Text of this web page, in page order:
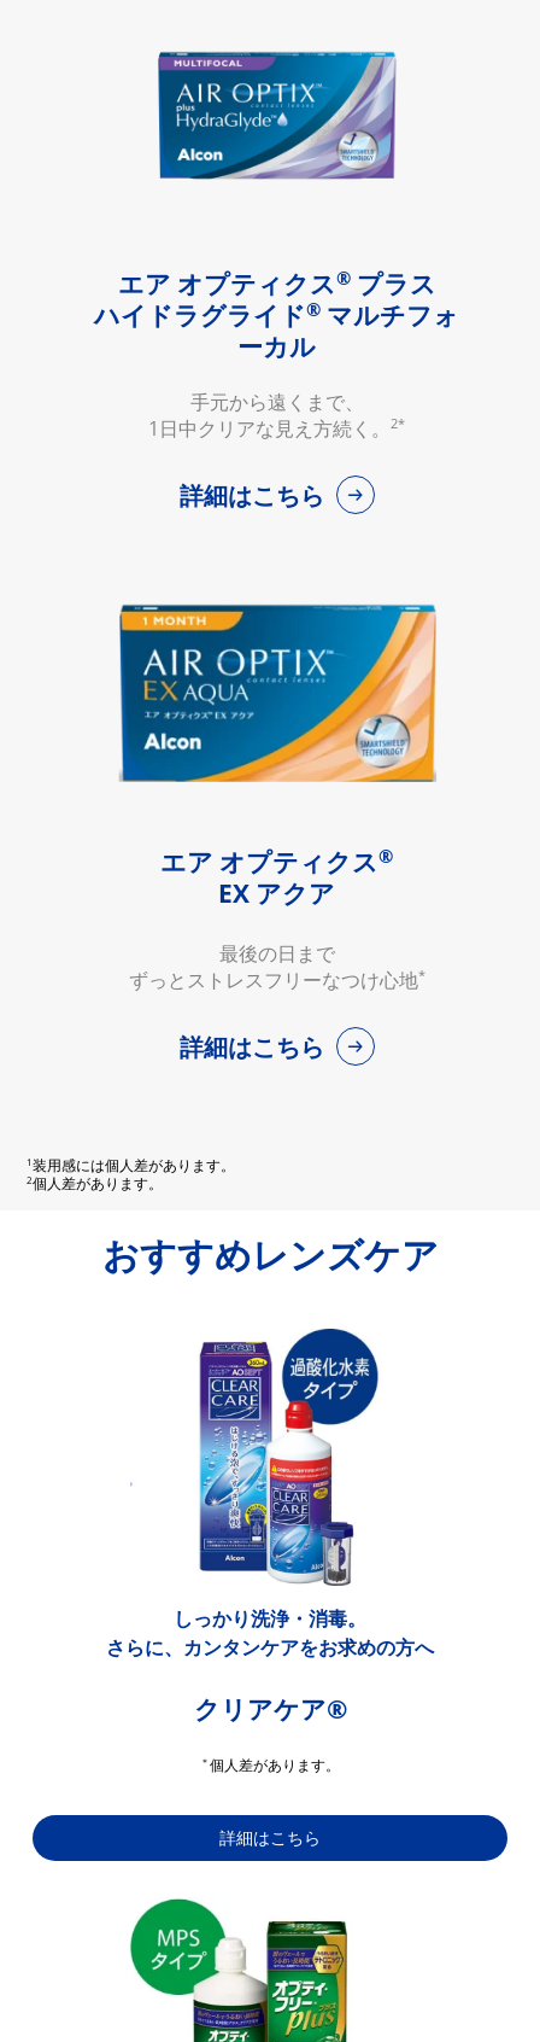
エア オプティクス®プラス
ハイドラグライド® マルチフォ
ーカル
手元から遠くまで、
1日中クリアな見え方続く。2*
詳細はこちら
エア オプティクス®
EX アクア
最後の日まで
ずっとストレスフリーなつけ心地*
詳細はこちら
1装用感には個人差があります。
2個人差があります。
おすすめレンズケア
しっかり洗浄・消毒。
さらに、カンタンケアをお求めの方へ
クリアケア®
＊個人差があります。
詳細はこちら